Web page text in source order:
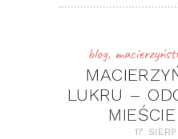
blog,
LUKRU –
17